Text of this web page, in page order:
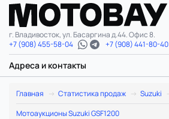
г. Владивосток, ул. Басаргина д.44. Офис 8.
+7 (908) 455-58-04
+7 (908) 441-80-40
Адреса и контакты
Главная Статистика продаж Suzuki
Мотоаукционы Suzuki GSF1200